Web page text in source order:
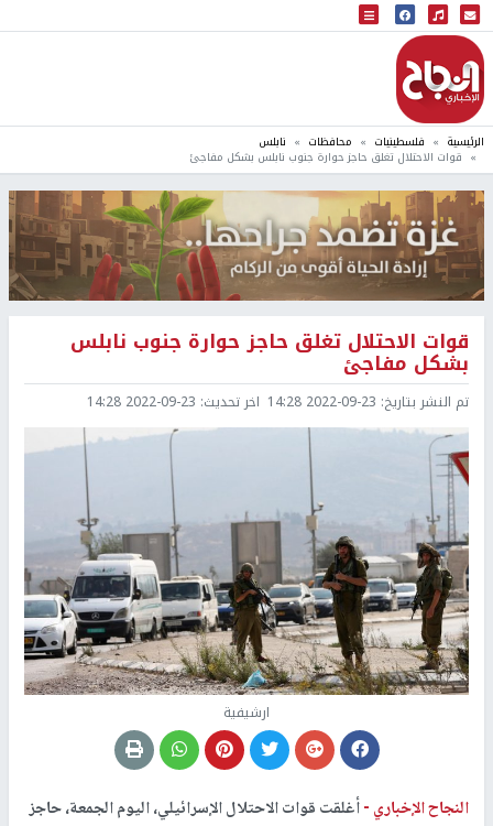
البث المباشر
إذاعة النجاح
الرئيسية فلسطينيات محافظات نابلس
قوات الاحتلال تغلق حاجز حوارة جنوب نابلس بشكل مفاجئ
قوات الاحتلال تغلق حاجز حوارة جنوب نابلس
بشكل مفاجئ
تم النشر بتاريخ: 2022-09-23 14:28 اخر تحديث: 2022-09-23 14:28
ارشيفية
النجاح الإخباري -أغلقت قوات الاحتلال الإسرائيلي، اليوم الجمعة، حاجز